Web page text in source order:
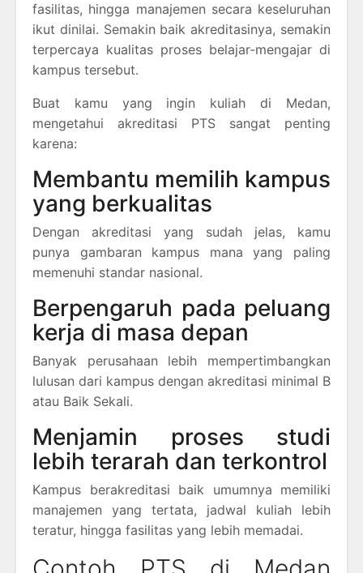
fasilitas, hingga manajemen secara keseluruhan
ikut dinilai. Semakin baik akreditasinya, semakin
terpercaya kualitas proses belajar-mengajar di
kampus tersebut.
Buat kamu yang ingin kuliah di Medan,
mengetahui akreditasi PTS sangat penting
karena:
Membantu memilih kampus
yang berkualitas
Dengan akreditasi yang sudah jelas, kamu
punya gambaran kampus mana yang paling
memenuhi standar nasional.
Berpengaruh pada peluang
kerja di masa depan
Banyak perusahaan lebih mempertimbangkan
lulusan dari kampus dengan akreditasi minimal B
atau Baik Sekali.
Menjamin proses studi
lebih terarah dan terkontrol
Kampus berakreditasi baik umumnya memiliki
manajemen yang tertata, jadwal kuliah lebih
teratur, hingga fasilitas yang lebih memadai.